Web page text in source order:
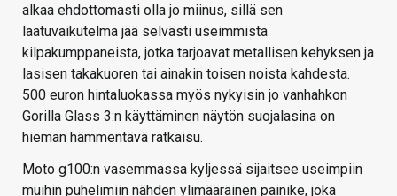
alkaa ehdottomasti olla jo miinus, sillä sen
laatuvaikutelma jää selvästi useimmista
kilpakumppaneista, jotka tarjoavat metallisen kehyksen ja
lasisen takakuoren tai ainakin toisen noista kahdesta.
500 euron hintaluokassa myös nykyisin jo vanhahkon
Gorilla Glass 3:n käyttäminen näytön suojalasina on
hieman hämmentävä ratkaisu.
Moto g100:n vasemmassa kyljessä sijaitsee useimpiin
muihin puhelimiin nähden ylimääräinen painike, joka